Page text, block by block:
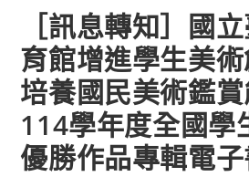
［訊息轉知］國
育館增進學生美術
培養國民美術鑑
114學年度全國學
優勝作品專輯電